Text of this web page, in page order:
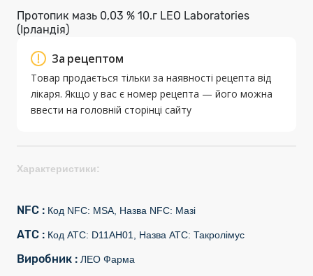
Протопик мазь 0,03 % 10.г LEO Laboratories
(Ірландія)
За рецептом
Товар продається тільки за наявності рецепта від
лікаря. Якщо у вас є номер рецепта — його можна
ввести на головній сторінці сайту
Характеристики:
NFC : Код NFC: MSA, Назва NFC: Мазі
АТС : Код АТС: D11AH01, Назва АТС: Такролімус
Виробник : ЛЕО Фарма